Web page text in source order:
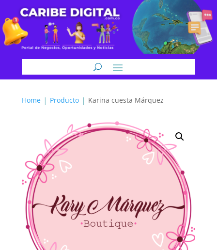
Home Producto Karina cuesta Márquez